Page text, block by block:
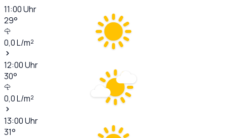
11:00Uhr
29°
0,0L/m²
12:00Uhr
30°
0,0L/m²
13:00Uhr
31°